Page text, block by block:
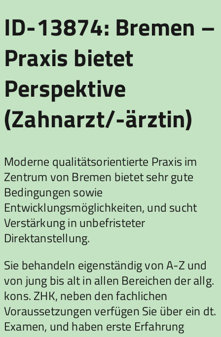
ID-13874: Bremen –
Praxis bietet
Perspektive
(Zahnarzt/-ärztin)
Moderne qualitätsorientierte Praxis im
Zentrum von Bremen bietet sehr gute
Bedingungen sowie
Entwicklungsmöglichkeiten, und sucht
Verstärkung in unbefristeter
Direktanstellung.
Sie behandeln eigenständig von A-Z und
von jung bis alt in allen Bereichen der allg.
kons. ZHK, neben den fachlichen
Voraussetzungen verfügen Sie über ein dt.
Examen, und haben erste Erfahrung